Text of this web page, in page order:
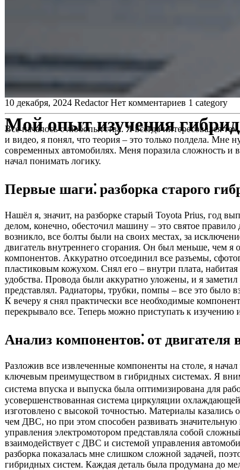
Мой опыт изучения
10 декабря, 2024 Redactor Нет комментариев 1 category
Все началось с любопытства. Я всегда интересовался
и видео, я понял, что теория – это только полдела. Мне
современных автомобилях. Меня поразила сложность и
начал понимать логику.
Первые шаги⁚ разборка старого
Нашёл я, значит, на разборке старый Toyota Prius, год
делом, конечно, обесточил машину – это святое
возникло, все болты были на своих местах, за
двигатель внутреннего сгорания. Он был меньше, чем я
компонентов. Аккуратно отсоединил все разъемы,
пластиковым кожухом. Снял его – внутри плата,
удобства. Провода были аккуратно уложены, и я
представлял. Радиаторы, трубки, помпы – все это было
К вечеру я снял практически все необходимые
перекрывало все. Теперь можно приступать к изучению
Анализ компонентов⁚ от двигателя
Разложив все извлеченные компоненты на столе, я
ключевым преимуществом в гибридных системах. Я
система впуска и выпуска была оптимизирована для
усовершенствованная система циркуляции
изготовлено с высокой точностью. Материалы
чем ДВС, но при этом способен развивать
управления электромотором представляла собой
взаимодействует с ДВС и системой управления
разборка показалась мне слишком сложной задачей,
гибридных систем. Каждая деталь была продумана до